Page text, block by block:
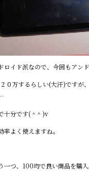
ロイド派なので、今回もアンド
０万するらしい(大汗)ですが
十分です( ^ ^ )v
よく使えますね。
一つ、100均で良い商品を購入